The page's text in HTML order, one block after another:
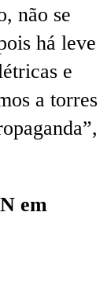
não se
há leve
e
a torres
em